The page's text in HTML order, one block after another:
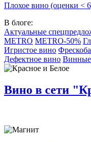
Плохое вино (оценки <
В блоге:
Актуальные
METRO METRO-50%
Игристое вино
Дефектное вино Винные
Вино в сети